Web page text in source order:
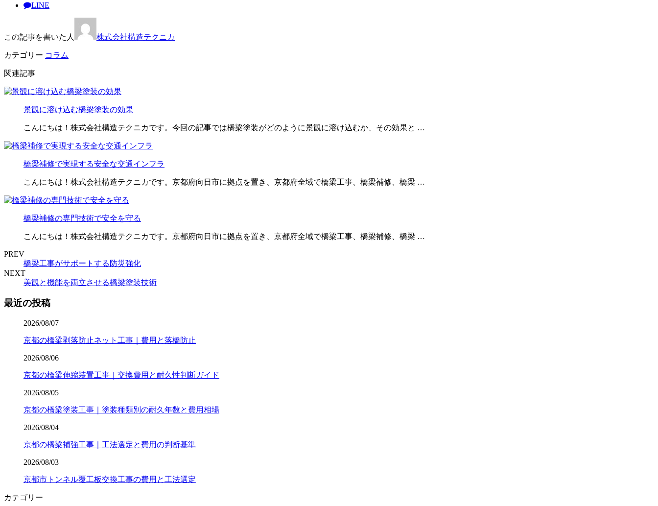
LINE
この記事を書いた人 株式会社構造テクニカ
カテゴリー コラム
関連記事
景観に溶け込む橋梁塗装の効果
こんにちは！株式会社構造テクニカです。今回の記事では橋梁塗装がどのように景観に溶け込むか、その効果と …
橋梁補修で実現する安全な交通インフラ
こんにちは！株式会社構造テクニカです。京都府向日市に拠点を置き、京都府全域で橋梁工事、橋梁補修、橋梁 …
橋梁補修の専門技術で安全を守る
こんにちは！株式会社構造テクニカです。京都府向日市に拠点を置き、京都府全域で橋梁工事、橋梁補修、橋梁 …
PREV
橋梁工事がサポートする防災強化
NEXT
美観と機能を両立させる橋梁塗装技術
最近の投稿
2026/08/07
京都の橋梁剥落防止ネット工事｜費用と落橋防止
2026/08/06
京都の橋梁伸縮装置工事｜交換費用と耐久性判断ガイド
2026/08/05
京都の橋梁塗装工事｜塗装種類別の耐久年数と費用相場
2026/08/04
京都の橋梁補強工事｜工法選定と費用の判断基準
2026/08/03
京都市トンネル覆工板交換工事の費用と工法選定
カテゴリー